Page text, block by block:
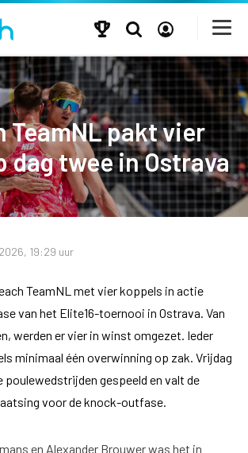
TeamNL pakt vier
dag twee in Ostrava
19:29 uur
TeamNL met vier koppels in actie
van het Elite16-toernooi in Ostrava. Van
werden er vier in winst omgezet. Ieder
minimaal één overwinning op zak. Vrijdag
poulewedstrijden gespeeld en valt de
voor de knock-outfase.
en Alexander Brouwer was het in